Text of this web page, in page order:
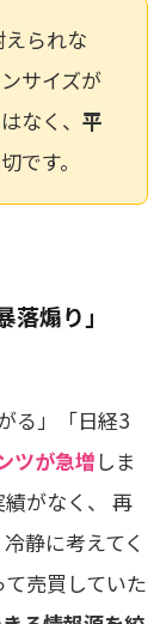
られな
サイズが
なく、 平
です。
煽り」
る」「日経3
ツが急増 しま
がなく、 再
静に考えてく
売買していた